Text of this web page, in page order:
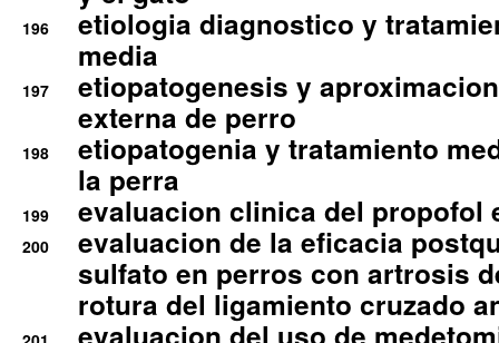
196
etiologia diagnostico y
media
197
etiopatogenesis y
externa de perro
198
etiopatogenia y tratamiento
la perra
199 evaluacion clinica del propofol
200
evaluacion de la eficacia
sulfato en perros con artrosis
rotura del ligamiento cruzado
evaluacion del uso de